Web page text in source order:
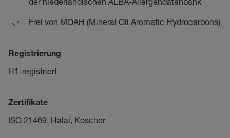
Frei von MOAH (Mineral Oil Aromatic Hydrocarbons)
Registrierung
H1-registriert
Zertifikate
ISO 21469, Halal, Koscher